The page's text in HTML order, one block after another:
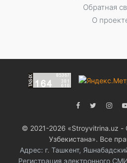
Обратная
О
© 2021-2026 «Stroyvitrina.uz -
Узбекистана». Все
Адрес: г. Ташкент,
Регистрация электронного